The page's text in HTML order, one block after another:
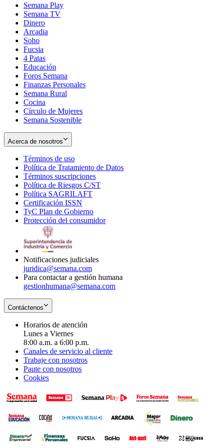
Semana Play
Semana TV
Dinero
Arcadia
Soho
in
new
window
Fucsia
in
new
window
4 Patas
Educación
Foros Semana
Finanzas Personales
Semana Rural
Cocina
Círculo de Mujeres
Semana Sostenible
Acerca de nosotros
Términos de uso
in
new
window
Política de Tratamiento de Datos
Términos suscripciones
in
Política de Riesgos C/ST
Política SAGRILAFT
new
window
Certificación ISSN
in
new
TyC Plan de Gobierno
in
Protección del consumidorOpens
Notificaciones judiciales
juridica@semana.com
Para contactar a gestión humana
gestionhumana@semana.com
Contáctenos
Horarios de atención
Lunes a Viernes
8:00 a.m. a 6:00 p.m.
Canales de servicio al cliente
Trabaje con nosotros
Paute con nosotros
Cookies